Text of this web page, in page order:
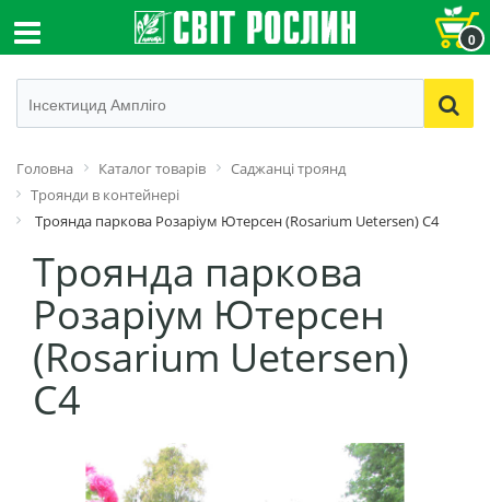
0
Головна Каталог товарів
Cаджанці троянд
Троянди в контейнері
Троянда паркова Розаріум Ютерсен (Rosarium Uetersen) С4
Троянда паркова
Розаріум Ютерсен
(Rosarium Uetersen)
С4